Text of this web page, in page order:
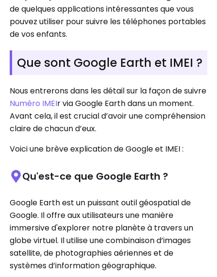
de quelques applications intéressantes que vous
pouvez utiliser pour suivre les téléphones portables
de vos enfants.
Que sont Google Earth et IMEI ?
Nous entrerons dans les détail sur la façon de suivre
Numéro IMEIr via Google Earth dans un moment.
Avant cela, il est crucial d’avoir une compréhension
claire de chacun d’eux.
Voici une brève explication de Google et IMEI :
Qu'est-ce que Google Earth ?
Google Earth est un puissant outil géospatial de
Google. Il offre aux utilisateurs une manière
immersive d'explorer notre planète à travers un
globe virtuel. Il utilise une combinaison d’images
satellite, de photographies aériennes et de
systèmes d’information géographique.